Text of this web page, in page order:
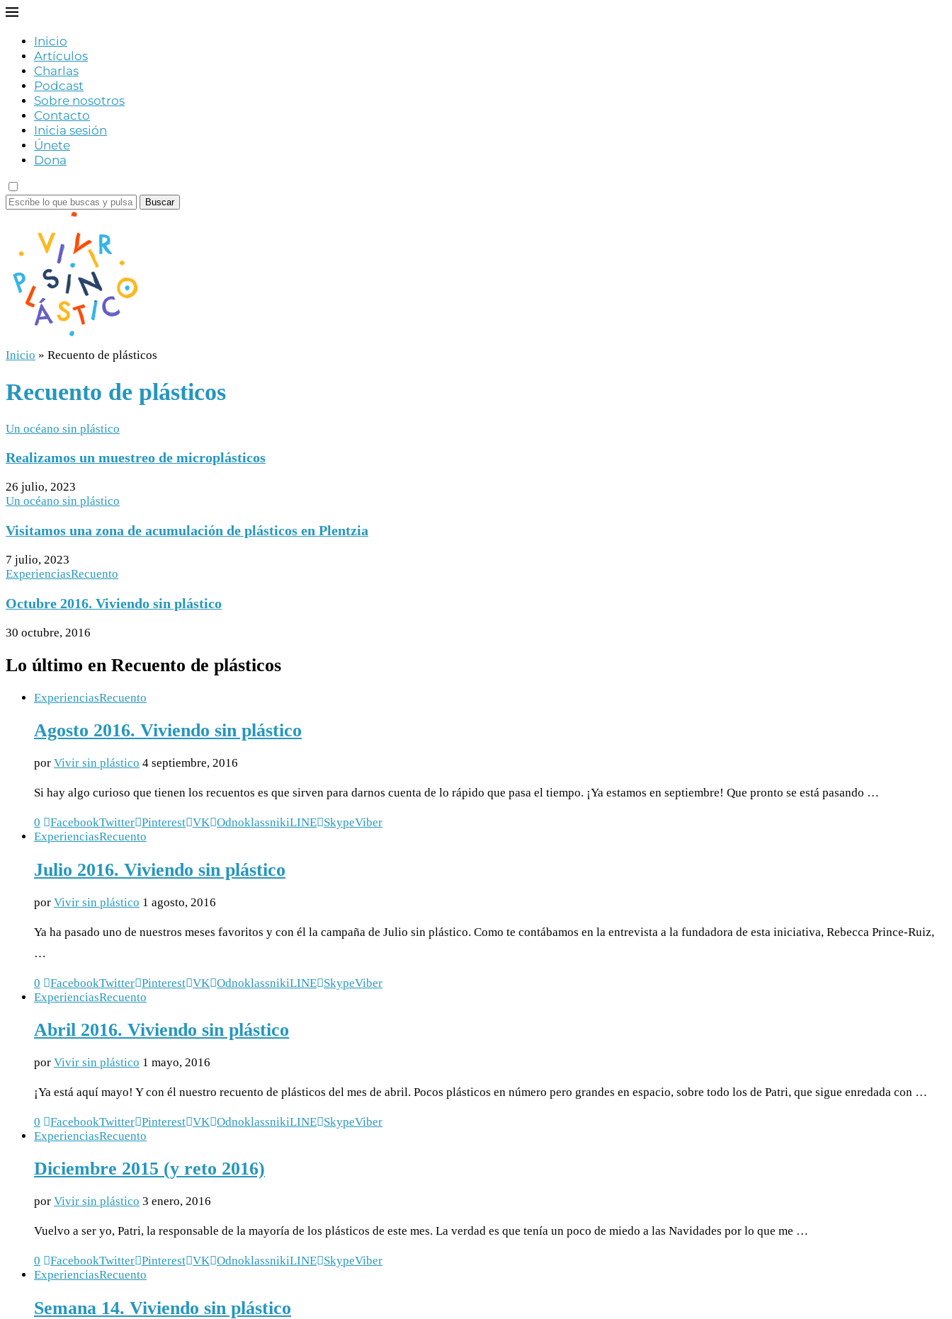
Inicio
Artículos
Charlas
Podcast
Sobre nosotros
Contacto
Inicia sesión
Únete
Dona
Buscar
Inicio » Recuento de plásticos
Recuento de plásticos
Un océano sin plástico
Realizamos un muestreo de microplásticos
26 julio, 2023
Un océano sin plástico
Visitamos una zona de acumulación de plásticos en Plentzia
7 julio, 2023
ExperienciasRecuento
Octubre 2016. Viviendo sin plástico
30 octubre, 2016
Lo último en Recuento de plásticos
ExperienciasRecuento
Agosto 2016. Viviendo sin plástico
por Vivir sin plástico 4 septiembre, 2016
Si hay algo curioso que tienen los recuentos es que sirven para darnos cuenta de lo rápido que pasa el tiempo. ¡Ya estamos en septiembre! Que pronto se está pasando …
0 FacebookTwitter Pinterest VK OdnoklassnikiLINE SkypeViber
ExperienciasRecuento
Julio 2016. Viviendo sin plástico
por Vivir sin plástico 1 agosto, 2016
Ya ha pasado uno de nuestros meses favoritos y con él la campaña de Julio sin plástico. Como te contábamos en la entrevista a la fundadora de esta iniciativa, Rebecca Prince-Ruiz,
…
0 FacebookTwitter Pinterest VK OdnoklassnikiLINE SkypeViber
ExperienciasRecuento
Abril 2016. Viviendo sin plástico
por Vivir sin plástico 1 mayo, 2016
¡Ya está aquí mayo! Y con él nuestro recuento de plásticos del mes de abril. Pocos plásticos en número pero grandes en espacio, sobre todo los de Patri, que sigue enredada con …
0 FacebookTwitter Pinterest VK OdnoklassnikiLINE SkypeViber
ExperienciasRecuento
Diciembre 2015 (y reto 2016)
por Vivir sin plástico 3 enero, 2016
Vuelvo a ser yo, Patri, la responsable de la mayoría de los plásticos de este mes. La verdad es que tenía un poco de miedo a las Navidades por lo que me …
0 FacebookTwitter Pinterest VK OdnoklassnikiLINE SkypeViber
ExperienciasRecuento
Semana 14. Viviendo sin plástico